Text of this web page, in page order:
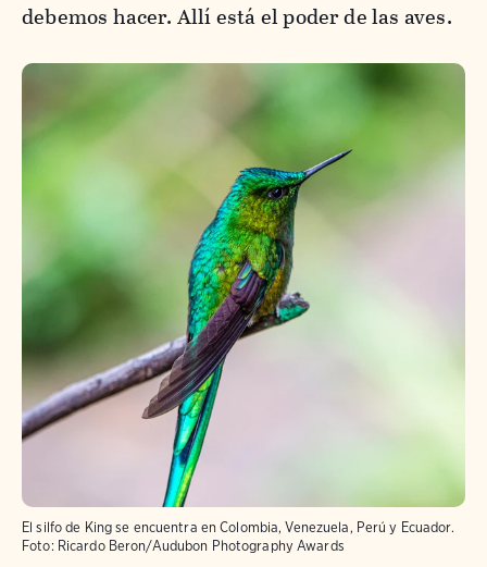
debemos hacer. Allí está el poder de las aves.
El silfo de King se encuentra en Colombia, Venezuela, Perú y Ecuador.
Foto: Ricardo Beron/Audubon Photography Awards